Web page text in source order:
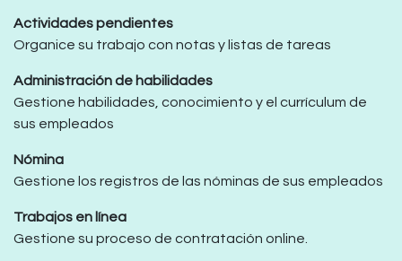
Actividades pendientes
Organice su trabajo con notas y listas de tareas
Administración de habilidades
Gestione habilidades, conocimiento y el currículum de
sus empleados
Nómina
Gestione los registros de las nóminas de sus empleados
Trabajos en línea
Gestione su proceso de contratación online.